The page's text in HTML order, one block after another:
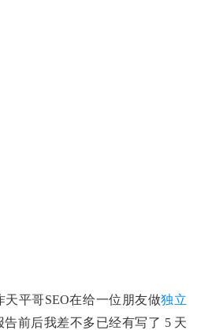
平哥SEO在给一位朋友做独立
前后我差不多已经有写了 5 天